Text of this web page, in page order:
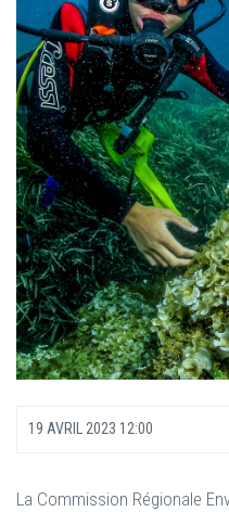
19 AVRIL 2023 12:00
La Commission Régionale